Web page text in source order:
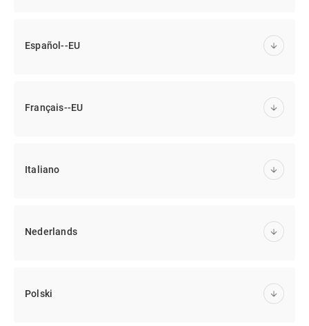
Español--EU
Français--EU
Italiano
Nederlands
Polski